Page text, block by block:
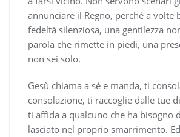
annunciare il Regno, perché a volte
fedeltà silenziosa, una gentilezza
parola che rimette in piedi, una
non sei solo.
Gesù chiama a sé e manda, ti
consolazione, ti raccoglie dalle tue
ti affida a qualcuno che ha bisogno
lasciato nel proprio smarrimento.